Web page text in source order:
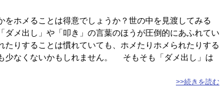
ホメることは得意でしょうか？世の中を見渡してみる
ダメ出し」や「叩き」の言葉のほうが圧倒的にあふれてい
たりすることは慣れていても、ホメたりホメられたりする
少なくないかもしれません。 そもそも「ダメ出し」は
>>続きを読む